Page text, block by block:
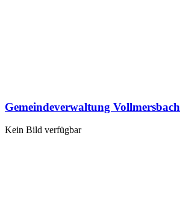
Gemeindeverwaltung Vollmersbach
Kein Bild verfügbar